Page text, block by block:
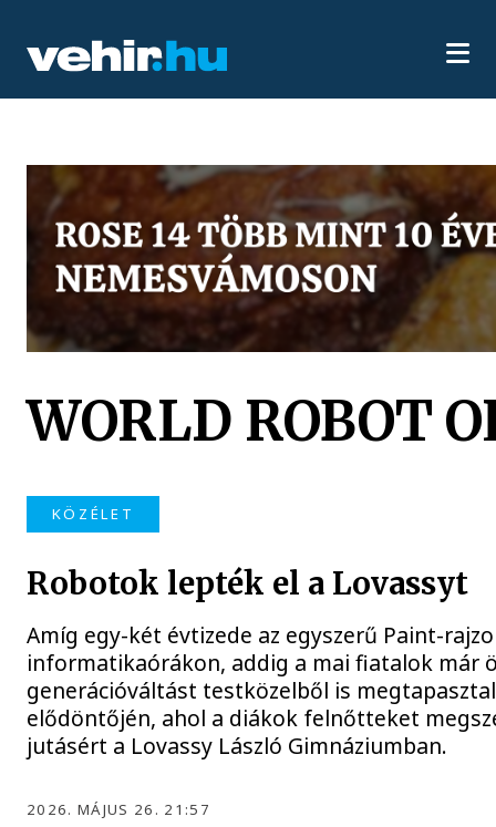
WORLD ROBOT
KÖZÉLET
Robotok lepték el a Lovassyt
Amíg egy-két évtizede az egyszerű Paint-
informatikaórákon, addig a mai fiatalok már
generációváltást testközelből is
elődöntőjén, ahol a diákok felnőtteket
jutásért a Lovassy László Gimnáziumban.
2026. MÁJUS 26. 21:57